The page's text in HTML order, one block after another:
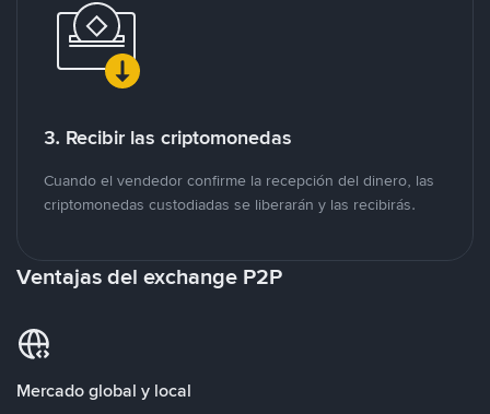
3. Recibir las criptomonedas
Cuando el vendedor confirme la recepción del dinero, las
criptomonedas custodiadas se liberarán y las recibirás.
Ventajas del exchange P2P
Mercado global y local